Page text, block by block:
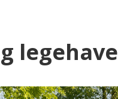
legehave